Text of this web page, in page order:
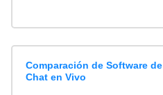
Comparación de Software de
Chat en Vivo